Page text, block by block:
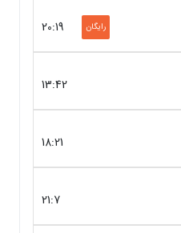
20:19 رایگان
13:42
18:21
21:7